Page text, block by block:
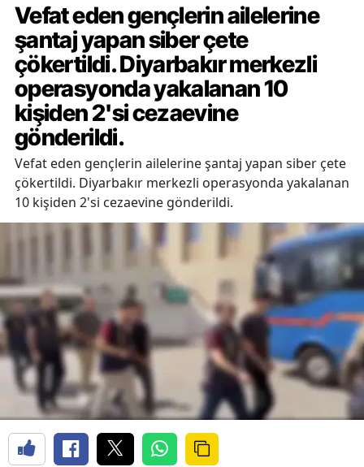
Vefat eden gençlerin ailelerine
şantaj yapan siber çete
çökertildi. Diyarbakır merkezli
operasyonda yakalanan 10
kişiden 2'si cezaevine
gönderildi.
Vefat eden gençlerin ailelerine şantaj yapan siber çete
çökertildi. Diyarbakır merkezli operasyonda yakalanan
10 kişiden 2'si cezaevine gönderildi.